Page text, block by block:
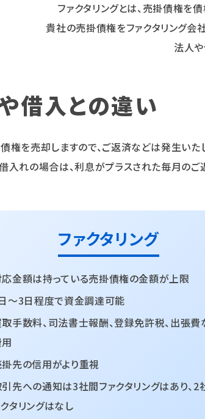
ファクタリングとは、売掛債権を
貴社の売掛債権をファクタリング会
法人
借入との違い
権を売却しますので、ご返済などは発生いた
入れの場合は、利息がプラスされた毎月の
ファクタリング
金額は持っている売掛債権の金額が上限
〜3日程度で資金調達可能
手数料、司法書士報酬、登録免許税、出張費
先の信用がより重視
先への通知は3社間ファクタリングはあり、2
タリングはなし